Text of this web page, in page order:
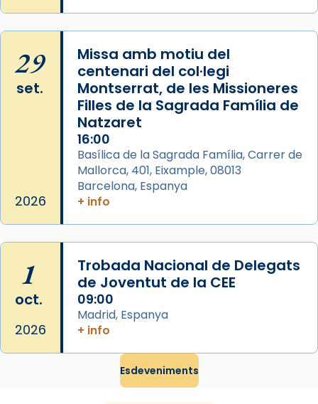
pontifici, amb orquestra i cor, i té una
duració aproximada de tres hores. Després,
processó (recuperada el 1972) al voltant
del temple amb les relíquies de les santes.
Des de 1985 hi participa també un grup de
diablesses amb música i ball propis. Festa
gran a Mataró.
«Si vols saber què és calor, ves per les
Santes a Mataró»🥵.
29
set.
2026
Missa amb motiu del
centenari del col·legi
Montserrat, de les Missioneres
Filles de la Sagrada Família de
Natzaret
16:00
Basílica de la Sagrada Família, Carrer de
Mallorca, 401, Eixample, 08013
Barcelona, Espanya
+ info
1
oct.
2026
Trobada Nacional de Delegats
de Joventut de la CEE
09:00
Madrid, Espanya
+ info
Esdeveniments